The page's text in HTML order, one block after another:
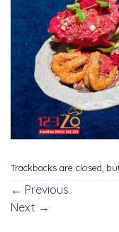
Trackbacks are closed,
← Previous
Next →